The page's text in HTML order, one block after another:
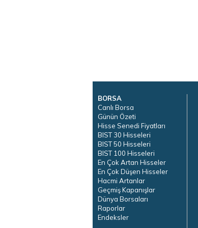
BORSA
Canlı Borsa
Günün Özeti
Hisse Senedi Fiyatları
BIST 30 Hisseleri
BIST 50 Hisseleri
BIST 100 Hisseleri
En Çok Artan Hisseler
En Çok Düşen Hisseler
Hacmi Artanlar
Geçmiş Kapanışlar
Dünya Borsaları
Raporlar
Endeksler